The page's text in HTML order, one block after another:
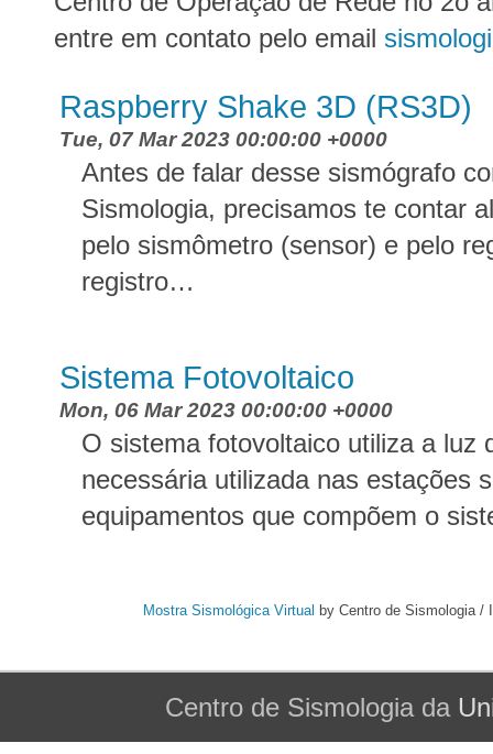
entre em contato pelo email
Raspberry Shake 3D (RS3D)
Tue, 07 Mar 2023 00:00:00 +0000
Antes de falar desse sismógrafo
Sismologia, precisamos te contar
pelo sismômetro (sensor) e pelo
registro…
Sistema Fotovoltaico
Mon, 06 Mar 2023 00:00:00 +0000
O sistema fotovoltaico utiliza a luz
necessária utilizada nas estações
equipamentos que compõem o
Mostra Sismológica Virtual by Centro de Sismologia /
Centro de Sismologia da